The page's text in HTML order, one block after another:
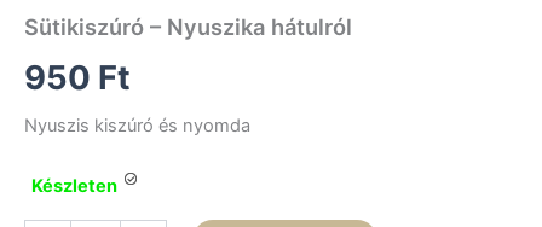
Sütikiszúró – Nyuszika hátulról
950 Ft
Nyuszis kiszúró és nyomda
Készleten